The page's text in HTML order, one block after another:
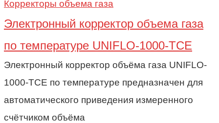
Корректоры объема газа
Электронный корректор объема газа
по температуре UNIFLO-1000-TCE
Электронный корректор объёма газа UNIFLO-
1000-TCE по температуре предназначен для
автоматического приведения измеренного
счётчиком объёма